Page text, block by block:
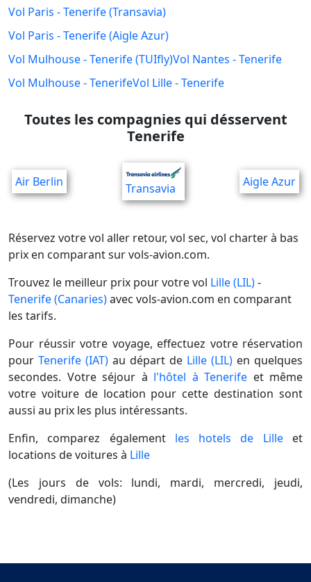
Vol Paris - Tenerife (Transavia)
Vol Paris - Tenerife (Aigle Azur)
Vol Mulhouse - Tenerife (TUIfly)Vol Nantes - Tenerife
Vol Mulhouse - TenerifeVol Lille - Tenerife
Toutes les compagnies qui désservent
Tenerife
Air Berlin Transavia Aigle Azur
Réservez votre vol aller retour, vol sec, vol charter à bas
prix en comparant sur vols-avion.com.
Trouvez le meilleur prix pour votre vol Lille (LIL)-
Tenerife (Canaries)avec vols-avion.com en comparant
les tarifs.
Pour réussir votre voyage, effectuez votre réservation
pour Tenerife (IAT) au départ de Lille (LIL) en quelques
secondes. Votre séjour à l'hôtel à Tenerife et même
votre voiture de location pour cette destination sont
aussi au prix les plus intéressants.
Enfin, comparez également les hotels de Lilleet
locations de voitures à Lille
(Les jours de vols: lundi, mardi, mercredi, jeudi,
vendredi, dimanche)